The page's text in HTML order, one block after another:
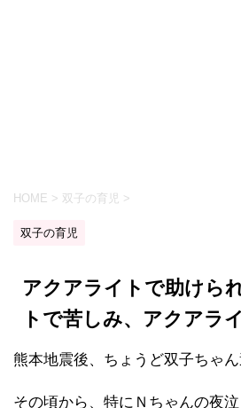
HOME > 双子の育児 >
双子の育児
アクアライトで助けら
トで苦しみ、アクアラ
熊本地震後、ちょうど双子ちゃん
その頃から、特にＮちゃんの夜